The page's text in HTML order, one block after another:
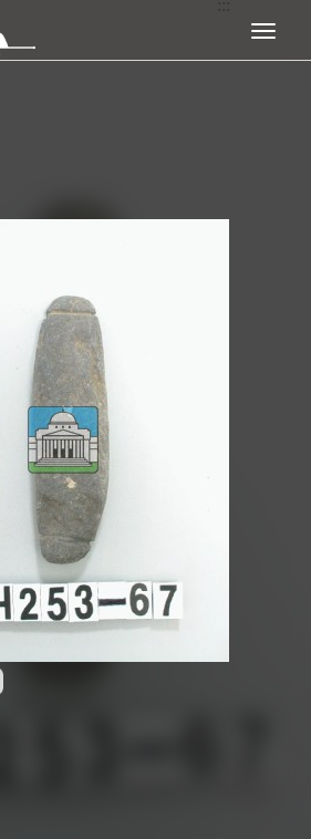
展開選單
受著作權法保護-僅限於本平台有限度公開瀏覽